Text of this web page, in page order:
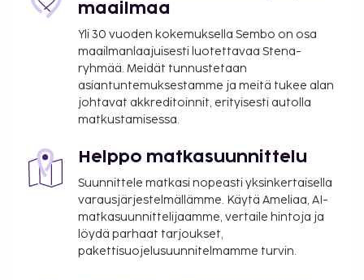
Vain sisäänkirjautuneet asiakkaat saavat
oleskella huoneissa.
Tämä majoituspaikka ei salli lemmikkejä ja
avustajaeläimiä.
Kaikki maksut voidaan maksaa käteisettömillä
maksutavoilla, ja asiakkaat voivat päästä
Kontaktiton sisäänkirjautuminen ja kontaktiton
uloskirjautuminen ovat saatavilla.
maailmaa
Yli 30 vuoden kokemuksella Sembo on osa
maailmanlaajuisesti luotettavaa Stena-
ryhmää. Meidät tunnustetaan
asiantuntemuksestamme ja meitä tukee alan
johtavat akkreditoinnit, erityisesti autolla
matkustamisessa.
Helppo matkasuunnittelu
Suunnittele matkasi nopeasti yksinkertaisella
varausjärjestelmällämme. Käytä Ameliaa, AI-
matkasuunnittelijaamme, vertaile hintoja ja
löydä parhaat tarjoukset,
pakettisuojelusuunnitelmamme turvin.